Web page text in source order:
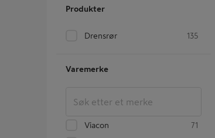
Produkter
Drensrør 135
Varemerke
Viacon 71